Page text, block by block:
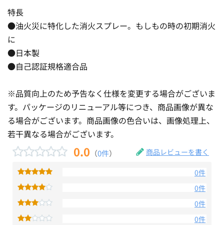
特長
●油火災に特化した消火スプレー。もしもの時の初期消火
に
●日本製
●自己認証規格適合品
※品質向上のため予告なく仕様を変更する場合がございま
す。パッケージのリニューアル等につき、商品画像が異な
る場合がございます。商品画像の色合いは、画像処理上、
若干異なる場合がございます。
0.0 （0件） 商品レビューを書く
0件
0件
0件
0件